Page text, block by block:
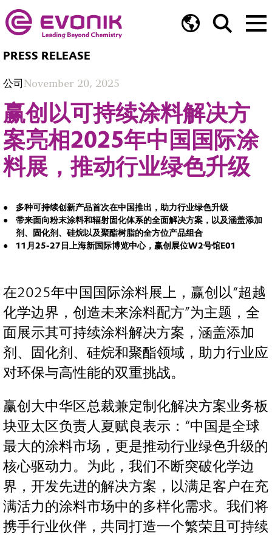
PRESS RELEASE
公司November 20, 2025
赢创以可持续涂料解决方
案亮相2025年中国国际涂
料展，推动行业绿色升级
多种可持续创新产品首次在中国推出，助力行业绿色升级
带来面向粉末涂料和辐射固化体系的全面解决方案，以及涵盖添加
剂、固化剂、硅烷以及聚酯树脂的全方位产品组合
11月25-27日上海新国际博览中心，赢创展位W2号馆E01
在2025年中国国际涂料展上，赢创以“超越
化学边界，创造未来涂料配方”为主题，全
面展示其可持续涂料解决方案，涵盖添加
剂、固化剂、硅烷和聚酯领域，助力行业应
对环保与高性能的双重挑战。
赢创大中华区总裁兼定制化解决方案业务板
块亚太区负责人夏赋良表示：“中国是全球
最大的涂料市场，更是推动行业绿色升级的
核心驱动力。为此，我们不断突破化学边
界，开发先进的解决方案，以满足客户在充
满活力的涂料市场中的多样化需求。我们将
携手行业伙伴，共同打造一个繁荣且可持续